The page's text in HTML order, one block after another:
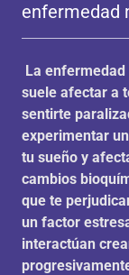
enfermedad
La
suele afectar a
sentirte
experimentar
tu sueño y
cambios
que te
un factor
interactúan